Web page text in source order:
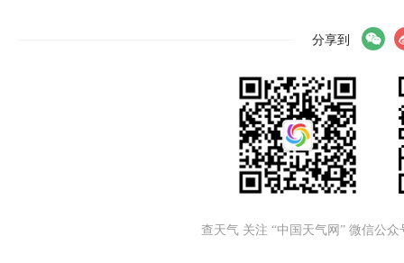
分享到
查天气 关注 “中国天气网” 微信公众